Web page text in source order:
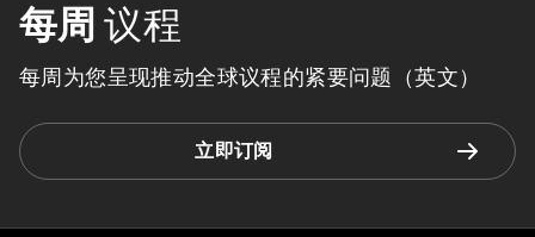
每周 议程
每周为您呈现推动全球议程的紧要问题（英文）
立即订阅